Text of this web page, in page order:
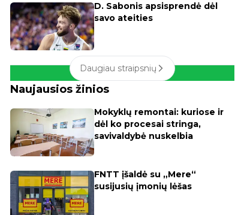
D. Sabonis apsisprendė dėl
savo ateities
Daugiau straipsnių
Naujausios žinios
Mokyklų remontai: kuriose ir
dėl ko procesai stringa,
savivaldybė nuskelbia
FNTT įšaldė su „Mere“
susijusių įmonių lėšas